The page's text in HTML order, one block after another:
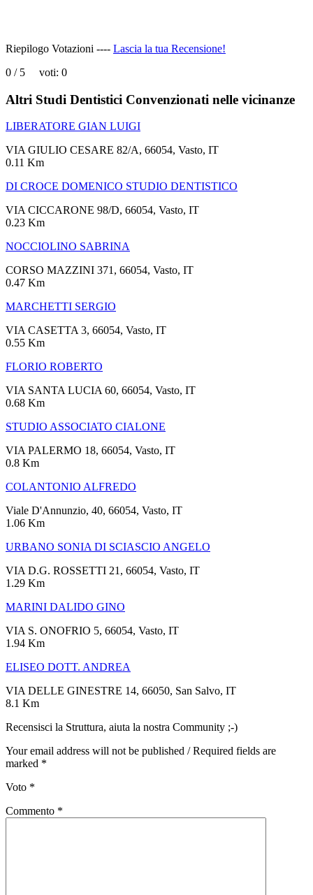
Riepilogo Votazioni ---- Lascia la tua Recensione!
0 / 5 voti: 0
Altri Studi Dentistici Convenzionati nelle vicinanze
LIBERATORE GIAN LUIGI
VIA GIULIO CESARE 82/A, 66054, Vasto, IT
0.11 Km
DI CROCE DOMENICO STUDIO DENTISTICO
VIA CICCARONE 98/D, 66054, Vasto, IT
0.23 Km
NOCCIOLINO SABRINA
CORSO MAZZINI 371, 66054, Vasto, IT
0.47 Km
MARCHETTI SERGIO
VIA CASETTA 3, 66054, Vasto, IT
0.55 Km
FLORIO ROBERTO
VIA SANTA LUCIA 60, 66054, Vasto, IT
0.68 Km
STUDIO ASSOCIATO CIALONE
VIA PALERMO 18, 66054, Vasto, IT
0.8 Km
COLANTONIO ALFREDO
Viale D'Annunzio, 40, 66054, Vasto, IT
1.06 Km
URBANO SONIA DI SCIASCIO ANGELO
VIA D.G. ROSSETTI 21, 66054, Vasto, IT
1.29 Km
MARINI DALIDO GINO
VIA S. ONOFRIO 5, 66054, Vasto, IT
1.94 Km
ELISEO DOTT. ANDREA
VIA DELLE GINESTRE 14, 66050, San Salvo, IT
8.1 Km
Recensisci la Struttura, aiuta la nostra Community ;-)
Your email address will not be published / Required fields are
marked *
Voto *
Commento *